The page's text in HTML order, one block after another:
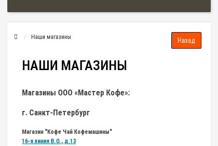
Наши магазины
НАШИ МАГАЗИНЫ
Магазины ООО «Мастер Кофе»:
г. Санкт-Петербург
Магазин "Кофе Чай Кофемашины"
16-я линия В.О., д.13